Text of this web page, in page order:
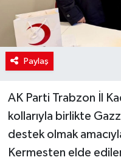
Paylaş
AK Parti Trabzon İl
kollarıyla birlikte
destek olmak
Kermesten elde
TRABZONSPOR
Yaşam